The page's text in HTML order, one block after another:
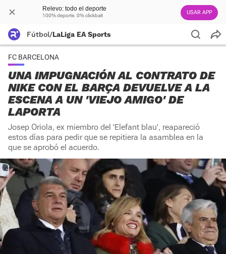
Relevo: todo el deporte
100% deporte. 0% clickbait USAR APP
Fútbol/LaLiga EA Sports
FC BARCELONA
UNA IMPUGNACIÓN AL CONTRATO DE
NIKE CON EL BARÇA DEVUELVE A LA
ESCENA A UN 'VIEJO AMIGO' DE
LAPORTA
Josep Oriola, ex miembro del 'Elefant blau', reapareció
estos días para pedir que se repitiera la asamblea en la
que se aprobó el acuerdo.